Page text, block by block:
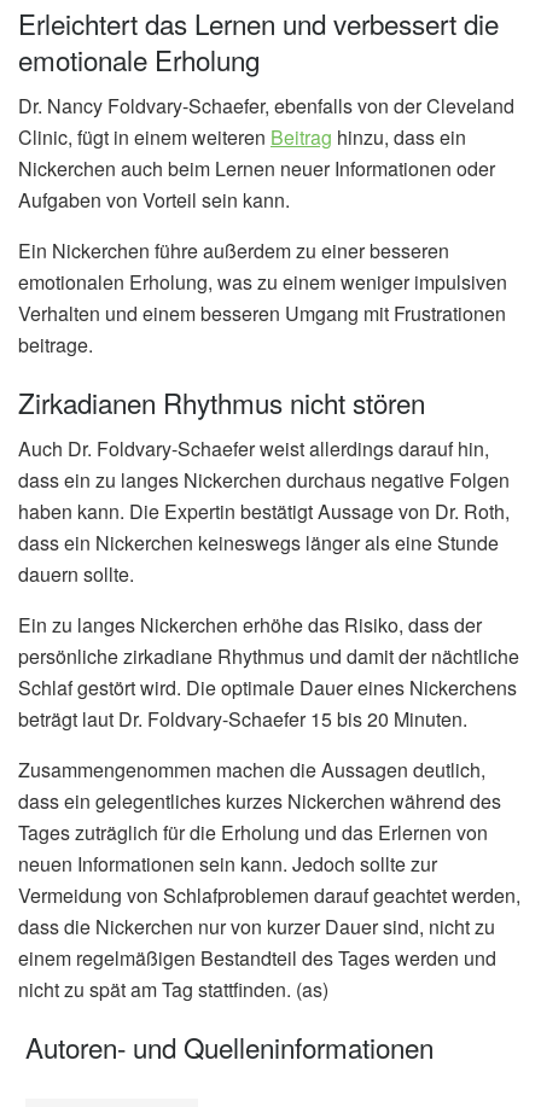
Erleichtert das Lernen und verbessert die
emotionale Erholung
Dr. Nancy Foldvary-Schaefer, ebenfalls von der Cleveland
Clinic, fügt in einem weiteren Beitrag hinzu, dass ein
Nickerchen auch beim Lernen neuer Informationen oder
Aufgaben von Vorteil sein kann.
Ein Nickerchen führe außerdem zu einer besseren
emotionalen Erholung, was zu einem weniger impulsiven
Verhalten und einem besseren Umgang mit Frustrationen
beitrage.
Zirkadianen Rhythmus nicht stören
Auch Dr. Foldvary-Schaefer weist allerdings darauf hin,
dass ein zu langes Nickerchen durchaus negative Folgen
haben kann. Die Expertin bestätigt Aussage von Dr. Roth,
dass ein Nickerchen keineswegs länger als eine Stunde
dauern sollte.
Ein zu langes Nickerchen erhöhe das Risiko, dass der
persönliche zirkadiane Rhythmus und damit der nächtliche
Schlaf gestört wird. Die optimale Dauer eines Nickerchens
beträgt laut Dr. Foldvary-Schaefer 15 bis 20 Minuten.
Zusammengenommen machen die Aussagen deutlich,
dass ein gelegentliches kurzes Nickerchen während des
Tages zuträglich für die Erholung und das Erlernen von
neuen Informationen sein kann. Jedoch sollte zur
Vermeidung von Schlafproblemen darauf geachtet werden,
dass die Nickerchen nur von kurzer Dauer sind, nicht zu
einem regelmäßigen Bestandteil des Tages werden und
nicht zu spät am Tag stattfinden. (as)
Autoren- und Quelleninformationen